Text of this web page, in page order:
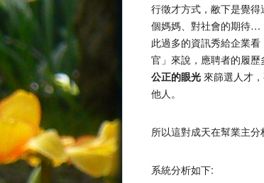
行徵才方式，敝下是覺
個媽媽、對社會的期待…
此過多的資訊秀給企業
官」來說，應聘者的履
公正的眼光 來篩選人才
他人。
所以這對成天在幫業主
系統分析如下: